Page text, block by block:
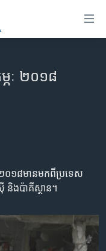
ៈ ២០១៨
២០១៨​មាន​មកពី​ប្រទេស​
ង​ប៉ាគីស្ថាន។